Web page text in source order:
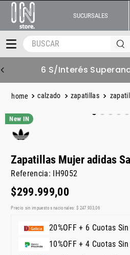
SUCURSALES
BUSCAR
6 S/Interés
calzado zapatillas
Zapatillas Mujer adidas
Referencia: IH9052
$299.999,00
Precio sin impuestos nacionales: $ 247 933,06
20%OFF + 6 Cuotas
10%OFF + 4 Cuotas